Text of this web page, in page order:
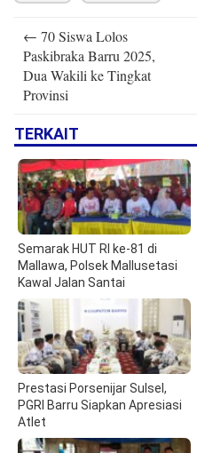
navigation
← 70 Siswa Lolos
Paskibraka Barru 2025,
Dua Wakili ke Tingkat
Provinsi
TERKAIT
Semarak HUT RI ke-81 di
Mallawa, Polsek Mallusetasi
Kawal Jalan Santai
Prestasi Porsenijar Sulsel,
PGRI Barru Siapkan Apresiasi
Atlet